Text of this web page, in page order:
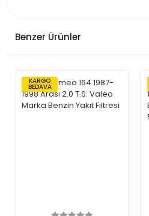
Benzer Ürünler
KARGO
BEDAVA